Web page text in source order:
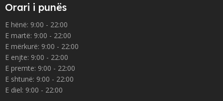
Orari i punës
E hënë: 9:00 - 22:00
E martë: 9:00 - 22:00
E mërkurë: 9:00 - 22:00
E enjte: 9:00 - 22:00
E premte: 9:00 - 22:00
E shtunë: 9:00 - 22:00
E diel: 9:00 - 22:00